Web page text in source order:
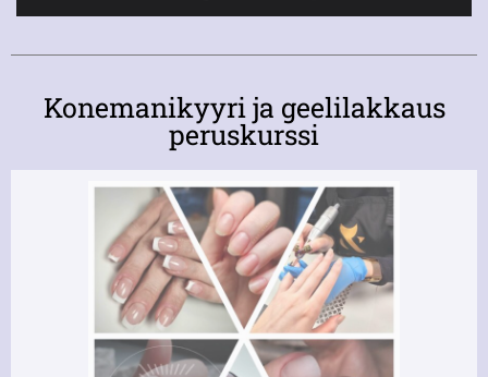
Konemanikyyri ja geеlilakkaus
peruskurssi